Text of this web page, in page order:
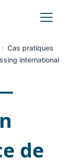
Cas pratiques
international
de